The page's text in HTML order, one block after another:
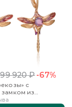
920₽-67%
с
замком из
с аметистом и